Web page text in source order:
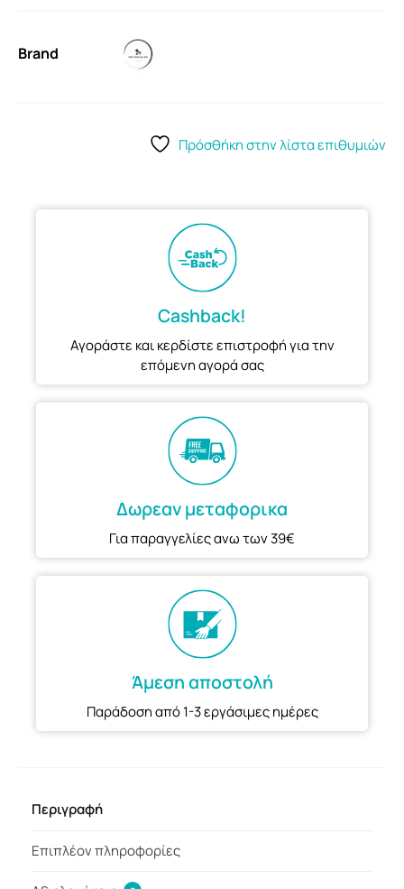
Brand
Πρόσθήκη στην λίστα επιθυμιών
Cashback!
Αγοράστε και κερδίστε επιστροφή για την
επόμενη αγορά σας
Δωρεαν μεταφορικα
Για παραγγελίες ανω των 39€
Άμεση αποστολή
Παράδοση από 1-3 εργάσιμες ημέρες
Περιγραφή
Επιπλέον πληροφορίες